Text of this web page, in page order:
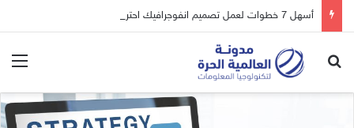
أسهل 7 خطوات لعمل تصميم انفوجرافيك احترافي
بحث عن